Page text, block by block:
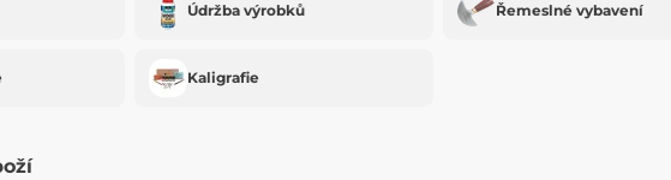
Údržba výrobků Řemeslné vybavení
Kaligrafie